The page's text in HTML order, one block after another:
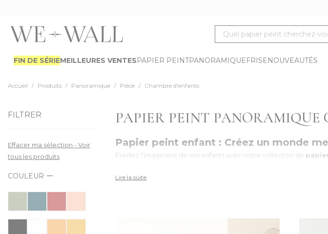
Quel papier peint cherchez-
FIN DE SÉRIEMEILLEURES VENTESPAPIER PEINTPANORAMIQUEFRISENOUVEAUTÉS
Accueil / Produits / Panoramique / Pièce / Chambre d'enfants
FILTRER
Effacer ma sélection - Voir
tous les produits
COULEUR
PAPIER PEINT PANORAMIQUE
Papier peint enfant : Créez un monde
Éveillez l’imaginaire de vos enfants avec notre collection de
montgolfières, nos
Lire la suite